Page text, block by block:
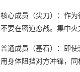
核心成员（尖刀）：作
不要在密道恋战。集中火
普通成员（基石）：即使
用身体阻挡对方冲锋，